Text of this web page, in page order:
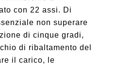
con 22 assi. Di
non superare
di cinque gradi,
di ribaltamento del
il carico, le